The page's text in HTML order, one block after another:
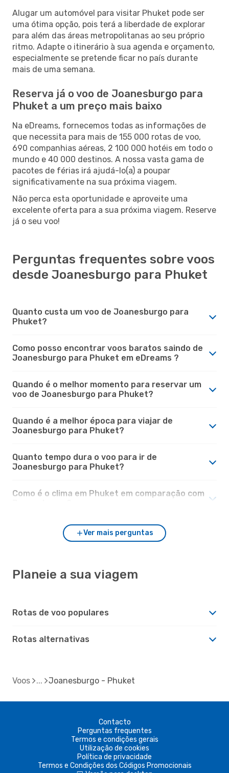
Alugar um automóvel para visitar Phuket pode ser
uma ótima opção, pois terá a liberdade de explorar
para além das áreas metropolitanas ao seu próprio
ritmo. Adapte o itinerário à sua agenda e orçamento,
especialmente se pretende ficar no país durante
mais de uma semana.
Reserva já o voo de Joanesburgo para
Phuket a um preço mais baixo
Na eDreams, fornecemos todas as informações de
que necessita para mais de 155 000 rotas de voo,
690 companhias aéreas, 2 100 000 hotéis em todo o
mundo e 40 000 destinos. A nossa vasta gama de
pacotes de férias irá ajudá-lo(a) a poupar
significativamente na sua próxima viagem.
Não perca esta oportunidade e aproveite uma
excelente oferta para a sua próxima viagem. Reserve
já o seu voo!
Perguntas frequentes sobre voos
desde Joanesburgo para Phuket
Quanto custa um voo de Joanesburgo para
Phuket?
Como posso encontrar voos baratos saindo de
Joanesburgo para Phuket em eDreams ?
Quando é o melhor momento para reservar um
voo de Joanesburgo para Phuket?
Quando é a melhor época para viajar de
Joanesburgo para Phuket?
Quanto tempo dura o voo para ir de
Joanesburgo para Phuket?
Como é o clima em Phuket em comparação com
Ver mais perguntas
Planeie a sua viagem
Rotas de voo populares
Rotas alternativas
Voos Joanesburgo - Phuket
Contacto
Perguntas frequentes
Termos e condições gerais
Utilização de cookies
Política de privacidade
Termos e Condições dos Códigos Promocionais